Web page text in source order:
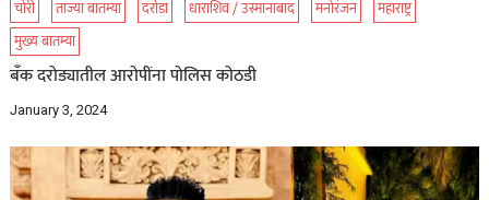
चोरी ताज्या बातम्या दरोडा धाराशिव / उस्मानाबाद मनोरंजन
महाराष्ट्र
मुख्य बातम्या
बँक दरोड्यातील आरोपींना पोलिस कोठडी
January 3, 2024